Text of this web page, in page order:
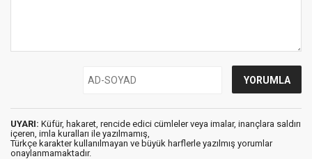
UYARI: Küfür, hakaret, rencide edici cümleler veya imalar, inançlara saldırı
içeren, imla kuralları ile yazılmamış,
Türkçe karakter kullanılmayan ve büyük harflerle yazılmış yorumlar
onaylanmamaktadır.